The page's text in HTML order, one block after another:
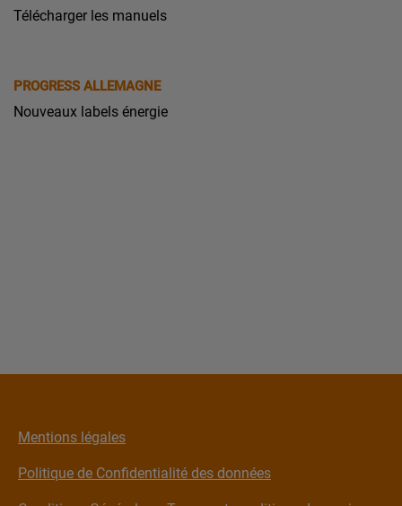
Télécharger les manuels
PROGRESS ALLEMAGNE
Nouveaux labels énergie
Mentions légales
Politique de Confidentialité des données